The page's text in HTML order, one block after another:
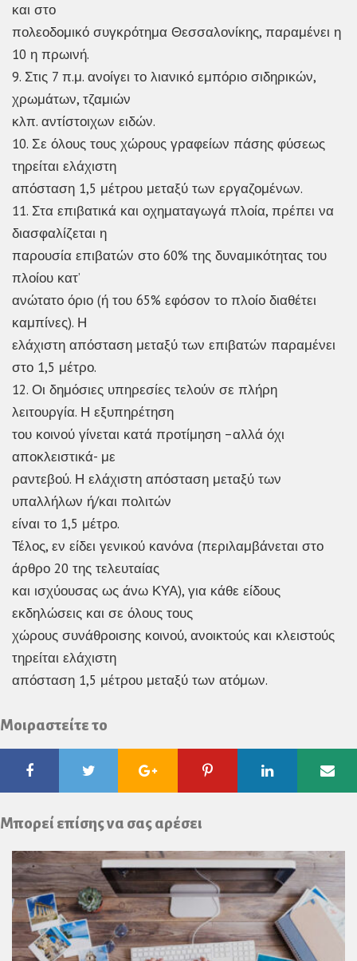
και στο
πολεοδομικό συγκρότημα Θεσσαλονίκης, παραμένει η
10 η πρωινή.
9. Στις 7 π.μ. ανοίγει το λιανικό εμπόριο σιδηρικών,
χρωμάτων, τζαμιών
κλπ. αντίστοιχων ειδών.
10. Σε όλους τους χώρους γραφείων πάσης φύσεως
τηρείται ελάχιστη
απόσταση 1,5 μέτρου μεταξύ των εργαζομένων.
11. Στα επιβατικά και οχηματαγωγά πλοία, πρέπει να
διασφαλίζεται η
παρουσία επιβατών στο 60% της δυναμικότητας του
πλοίου κατ’
ανώτατο όριο (ή του 65% εφόσον το πλοίο διαθέτει
καμπίνες). Η
ελάχιστη απόσταση μεταξύ των επιβατών παραμένει
στο 1,5 μέτρο.
12. Οι δημόσιες υπηρεσίες τελούν σε πλήρη
λειτουργία. Η εξυπηρέτηση
του κοινού γίνεται κατά προτίμηση –αλλά όχι
αποκλειστικά- με
ραντεβού. Η ελάχιστη απόσταση μεταξύ των
υπαλλήλων ή/και πολιτών
είναι το 1,5 μέτρο.
Τέλος, εν είδει γενικού κανόνα (περιλαμβάνεται στο
άρθρο 20 της τελευταίας
και ισχύουσας ως άνω ΚΥΑ), για κάθε είδους
εκδηλώσεις και σε όλους τους
χώρους συνάθροισης κοινού, ανοικτούς και κλειστούς
τηρείται ελάχιστη
απόσταση 1,5 μέτρου μεταξύ των ατόμων.
Μοιραστείτε το
FacebookTwitter Google
Plus
Pinterest Linkedin
Μπορεί επίσης να σας αρέσει